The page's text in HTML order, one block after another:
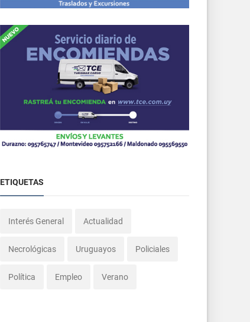
ETIQUETAS
Interés General Actualidad
Necrológicas Uruguayos Policiales
Política Empleo Verano